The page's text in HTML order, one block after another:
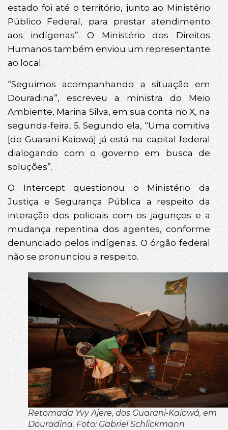
estado foi até o território, junto ao Ministério
Público Federal, para prestar atendimento
aos indígenas”. O Ministério dos Direitos
Humanos também enviou um representante
ao local.
“Seguimos acompanhando a situação em
Douradina”, escreveu a ministra do Meio
Ambiente, Marina Silva, em sua conta no X, na
segunda-feira, 5. Segundo ela, “Uma comitiva
[de Guarani-Kaiowá] já está na capital federal
dialogando com o governo em busca de
soluções”.
O Intercept questionou o Ministério da
Justiça e Segurança Pública a respeito da
interação dos policiais com os jagunços e a
mudança repentina dos agentes, conforme
denunciado pelos indígenas. O órgão federal
não se pronunciou a respeito.
Retomada Yvy Ajere, dos Guarani-Kaiowá, em
Douradina. Foto: Gabriel Schlickmann